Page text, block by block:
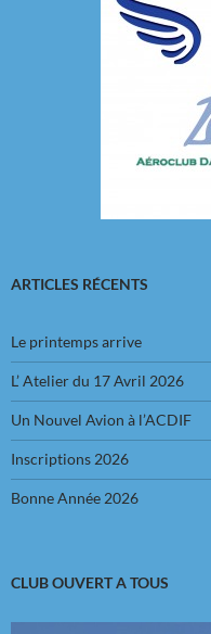
ARTICLES RÉCENTS
Le printemps arrive
L’ Atelier du 17 Avril 2026
Un Nouvel Avion à l’ACDIF
Inscriptions 2026
Bonne Année 2026
CLUB OUVERT A TOUS